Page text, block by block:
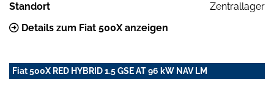
Standort
Zentrallager
Details zum Fiat 500X anzeigen
Fiat 500X RED HYBRID 1.5 GSE AT 96 kW NAV LM